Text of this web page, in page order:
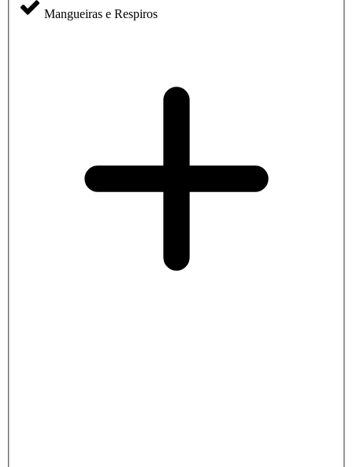
Mangueiras e Respiros